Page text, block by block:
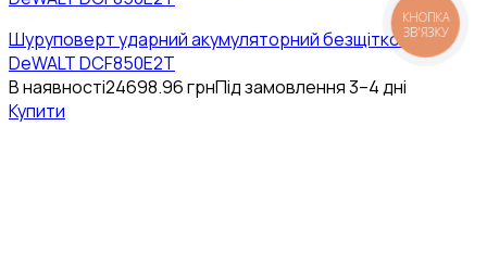
Шуруповерт ударний акумуляторний безщітковий
DeWALT DCF850E2T
В наявності24698.96грнПід замовлення 3–4 дні
Купити
КНОПКА
ЗВ'ЯЗКУ